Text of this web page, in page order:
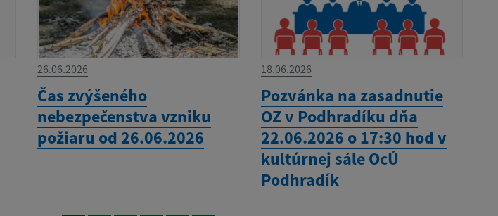
26.06.2026
Čas zvýšeného
nebezpečenstva vzniku
požiaru od 26.06.2026
18.06.2026
Pozvánka na zasadnutie
OZ v Podhradíku dňa
22.06.2026 o 17:30 hod v
kultúrnej sále OcÚ
Podhradík